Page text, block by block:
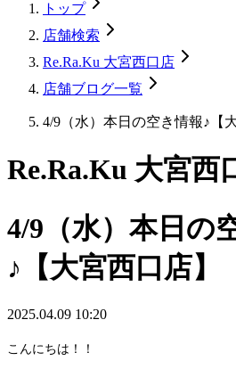
トップ
店舗検索
Re.Ra.Ku 大宮西口店
店舗ブログ一覧
4/9（水）本日の空き情報♪【
Re.Ra.Ku 大宮西
4/9（水）本日の
♪【大宮西口店】
2025.04.09 10:20
こんにちは！！